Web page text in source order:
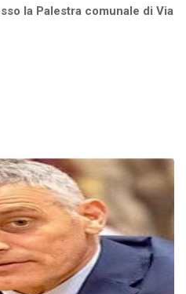
la Palestra comunale di Via